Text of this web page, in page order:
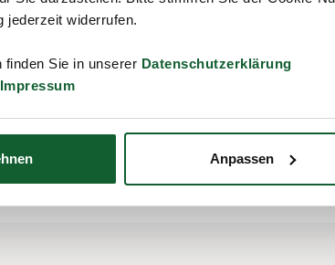
jederzeit widerrufen.
finden Sie in unserer Datenschutzerklärung
Impressum
Anpassen